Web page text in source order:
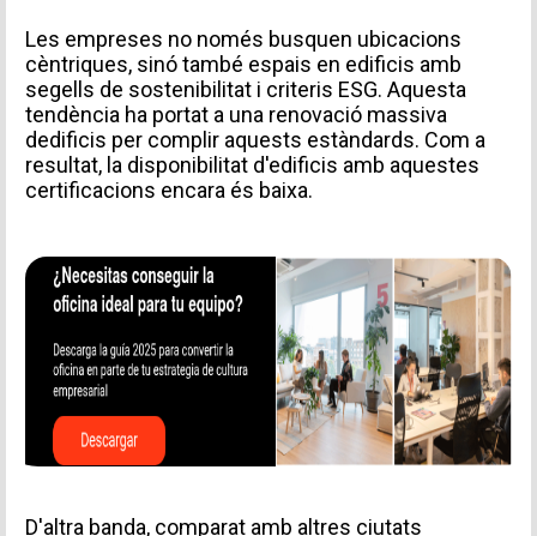
Les empreses no només busquen ubicacions
cèntriques, sinó també espais en edificis amb
segells de sostenibilitat i criteris ESG. Aquesta
tendència ha portat a una renovació massiva
dedificis per complir aquests estàndards. Com a
resultat, la disponibilitat d'edificis amb aquestes
certificacions encara és baixa.
D'altra banda, comparat amb altres ciutats